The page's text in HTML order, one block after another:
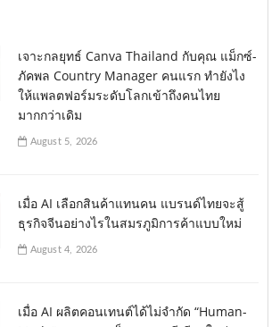
เจาะกลยุทธ์ Canva Thailand กับคุณ แม็กซ์-
ภัคพล Country Manager คนแรก ทำยังไง
ให้แพลตฟอร์มระดับโลกเข้าถึงคนไทย
มากกว่าเดิม
August 5, 2026
เมื่อ AI เลือกสินค้าแทนคน แบรนด์ไทยจะสู้
ธุรกิจจีนอย่างไรในสมรภูมิการค้าแบบใหม่
August 4, 2026
เมื่อ AI ผลิตคอนเทนต์ได้ไม่จำกัด “Human-